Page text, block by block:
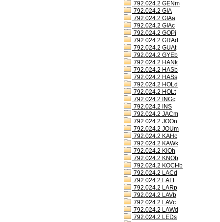
792.024.2 GENm
792.024.2 GIA
792.024.2 GIAa
792.024.2 GIAc
792.024.2 GOPi
792.024.2 GRAd
792.024.2 GUAt
792.024.2 GYEb
792.024.2 HANk
792.024.2 HASb
792.024.2 HASs
792.024.2 HOLd
792.024.2 HOLt
792.024.2 INGc
792.024.2 INS
792.024.2 JACm
792.024.2 JOOn
792.024.2 JOUm
792.024.2 KAHc
792.024.2 KAWk
792.024.2 KIOh
792.024.2 KNOb
792.024.2 KOCHb
792.024.2 LACd
792.024.2 LAFt
792.024.2 LARp
792.024.2 LAVb
792.024.2 LAVc
792.024.2 LAWd
792.024.2 LEDs